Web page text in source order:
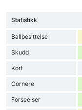
Statistikk
Ballbesittelse
Skudd
Kort
Cornere
Forseelser